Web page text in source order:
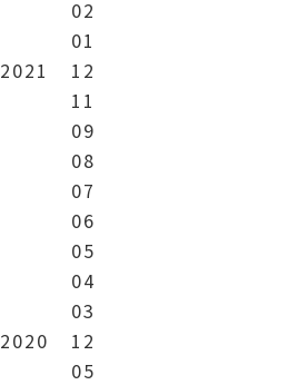
02
01
2021
12
11
09
08
07
06
05
04
03
2020
12
05